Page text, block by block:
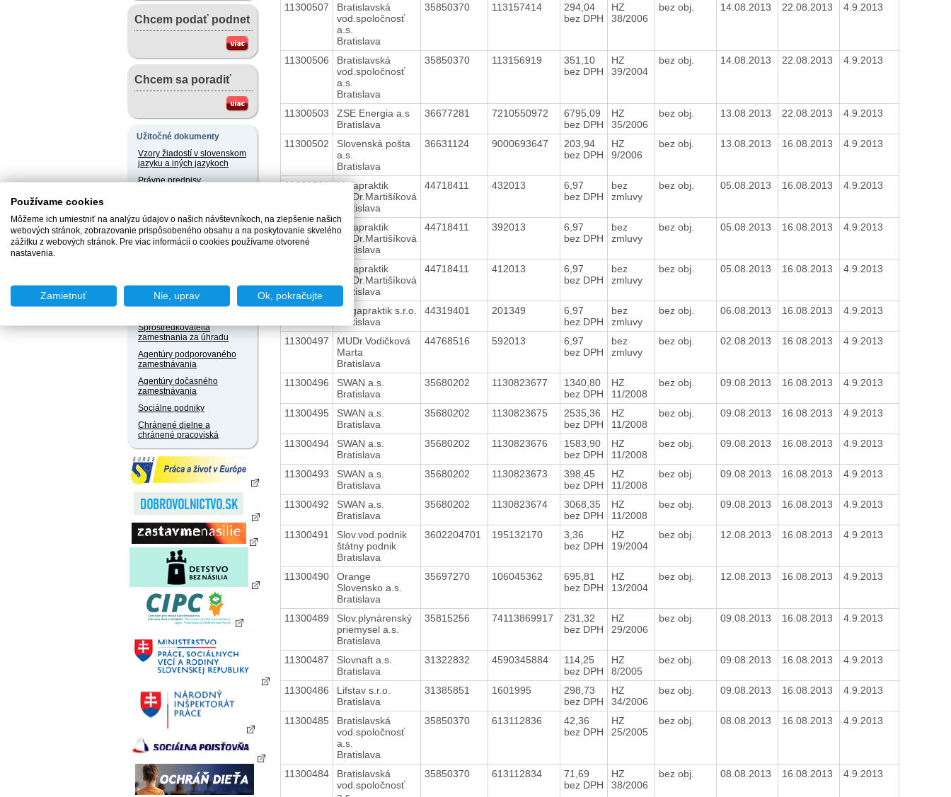
Chcem podať podnet
Chcem sa poradiť
Užitočné dokumenty
Vzory žiadostí v slovenskom
jazyku a iných jazykoch
Právne predpisy
Slobodný prístup k
informáciám
Sprostredkovatelia
zamestnania za úhradu
Agentúry podporovaného
zamestnávania
Agentúry dočasného
zamestnávania
Sociálne podniky
Chránené dielne a
chránené pracoviská
11300507
Bratislavská
vod.spoločnosť
a.s.
Bratislava
35850370 113157414
294,04
bez DPH
HZ
38/2006
bez obj. 14.08.2013 22.08.2013 4.9.2013
11300506
Bratislavská
vod.spoločnosť
a.s.
Bratislava
35850370 113156919
351,10
bez DPH
HZ
39/2004
bez obj. 14.08.2013 22.08.2013 4.9.2013
11300503
ZSE Energia a.s
Bratislava
36677281 7210550972
6795,09
bez DPH
HZ
35/2006
bez obj. 13.08.2013 22.08.2013 4.9.2013
11300502
Slovenská pošta
a.s.
Bratislava
36631124 9000693647
203,94
bez DPH
HZ
9/2006
bez obj. 13.08.2013 16.08.2013 4.9.2013
11300501
Majapraktik
MUDr.Martišíková
Bratislava
44718411 432013
6,97
bez DPH
bez
zmluvy
bez obj. 05.08.2013 16.08.2013 4.9.2013
11300500
Majapraktik
MUDr.Martišíková
Bratislava
44718411 392013
6,97
bez DPH
bez
zmluvy
bez obj. 05.08.2013 16.08.2013 4.9.2013
Majapraktik
MUDr.Martišíková
Bratislava
44718411 412013
6,97
bez DPH
bez
zmluvy
bez obj. 05.08.2013 16.08.2013 4.9.2013
11300498
Megapraktik s.r.o.
Bratislava
44319401 201349
6,97
bez DPH
bez
zmluvy
bez obj. 06.08.2013 16.08.2013 4.9.2013
11300497
MUDr.Vodičková
Marta
Bratislava
44768516 592013
6,97
bez DPH
bez
zmluvy
bez obj. 02.08.2013 16.08.2013 4.9.2013
11300496
SWAN a.s.
Bratislava
35680202 1130823677
1340,80
bez DPH
HZ
11/2008
bez obj. 09.08.2013 16.08.2013 4.9.2013
11300495
SWAN a.s.
Bratislava
35680202 1130823675
2535,36
bez DPH
HZ
11/2008
bez obj. 09.08.2013 16.08.2013 4.9.2013
11300494
SWAN a.s.
Bratislava
35680202 1130823676
1583,90
bez DPH
HZ
11/2008
bez obj. 09.08.2013 16.08.2013 4.9.2013
11300493
SWAN a.s.
Bratislava
35680202 1130823673
398,45
bez DPH
HZ
11/2008
bez obj. 09.08.2013 16.08.2013 4.9.2013
11300492
SWAN a.s.
Bratislava
35680202 1130823674
3068,35
bez DPH
HZ
11/2008
bez obj. 09.08.2013 16.08.2013 4.9.2013
11300491
Slov.vod.podnik
štátny podnik
Bratislava
3602204701 195132170
3,36
bez DPH
HZ
19/2004
bez obj. 12.08.2013 16.08.2013 4.9.2013
11300490
Orange
Slovensko a.s.
Bratislava
35697270 106045362
695,81
bez DPH
HZ
13/2004
bez obj. 12.08.2013 16.08.2013 4.9.2013
11300489
Slov.plynárenský
priemysel a.s.
Bratislava
35815256 74113869917
231,32
bez DPH
HZ
29/2006
bez obj. 09.08.2013 16.08.2013 4.9.2013
11300487
Slovnaft a.s.
Bratislava
31322832 4590345884
114,25
bez DPH
HZ
8/2005
bez obj. 09.08.2013 16.08.2013 4.9.2013
11300486
Lifstav s.r.o.
Bratislava
31385851 1601995
298,73
bez DPH
HZ
34/2006
bez obj. 09.08.2013 16.08.2013 4.9.2013
11300485
Bratislavská
vod.spoločnosť
a.s.
Bratislava
35850370 613112836
42,36
bez DPH
HZ
25/2005
bez obj. 08.08.2013 16.08.2013 4.9.2013
11300484
Bratislavská
vod.spoločnosť
35850370 613112834
71,69
bez DPH
HZ
38/2006
bez obj. 08.08.2013 16.08.2013 4.9.2013
Používame cookies
Môžeme ich umiestniť na analýzu údajov o našich návštevníkoch, na zlepšenie našich
webových stránok, zobrazovanie prispôsobeného obsahu a na poskytovanie skvelého
zážitku z webových stránok. Pre viac informácií o cookies používame otvorené
nastavenia.
Zamietnuť Nie, uprav Ok, pokračujte